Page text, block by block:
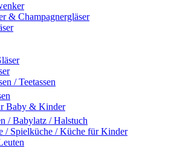
& Champagnergläser
/ Teetassen
Baby & Kinder
/ Babylatz / Halstuch
/ Spielküche / Küche für Kinder